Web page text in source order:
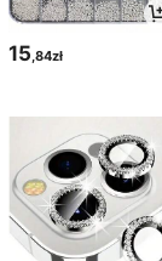
15 ,84zł